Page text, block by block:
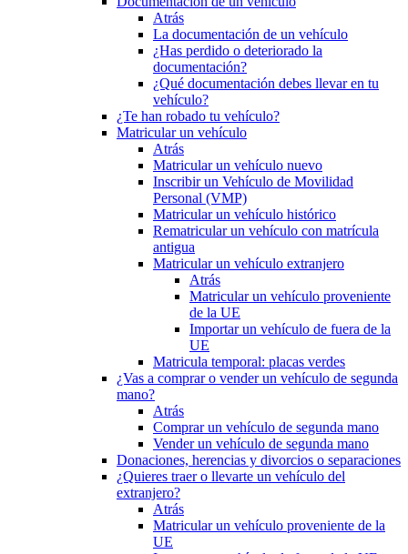
Atrás
La documentación de un vehículo
¿Has perdido o deteriorado la
documentación?
¿Qué documentación debes llevar en tu
vehículo?
¿Te han robado tu vehículo?
Matricular un vehículo
Atrás
Matricular un vehículo nuevo
Inscribir un Vehículo de Movilidad
Personal (VMP)
Matricular un vehículo histórico
Rematricular un vehículo con matrícula
antigua
Matricular un vehículo extranjero
Atrás
Matricular un vehículo proveniente
de la UE
Importar un vehículo de fuera de la
UE
Matricula temporal: placas verdes
¿Vas a comprar o vender un vehículo de segunda
mano?
Atrás
Comprar un vehículo de segunda mano
Vender un vehículo de segunda mano
Donaciones, herencias y divorcios o separaciones
¿Quieres traer o llevarte un vehículo del
extranjero?
Atrás
Matricular un vehículo proveniente de la
UE